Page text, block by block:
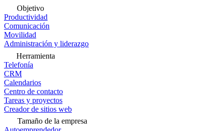
Objetivo
Productividad
Comunicación
Movilidad
Administración y liderazgo
Herramienta
Telefonía
CRM
Calendarios
Centro de contacto
Tareas y proyectos
Creador de sitios web
Tamaño de la empresa